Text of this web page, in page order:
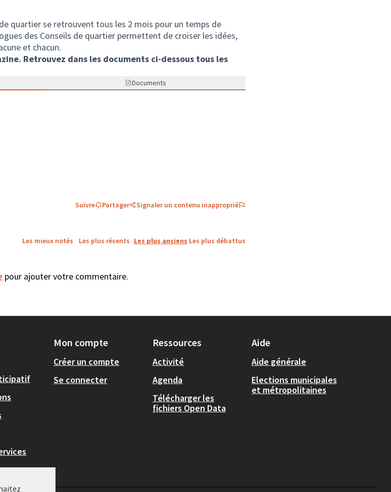
quartier se retrouvent tous les 2 mois pour un temps de
des Conseils de quartier permettent de croiser les idées,
et chacun.
Retrouvez dans les documents ci-dessous tous les
Documents
Suivre Partager Signaler un contenu inapproprié
Les mieux notés Les plus récents Les plus anciens Les plus débattus
pour ajouter votre commentaire.
Mon compte
Créer un compte
Se connecter
Ressources
Activité
Agenda
Télécharger les
fichiers Open Data
Aide
Aide générale
Elections municipales
et métropolitaines